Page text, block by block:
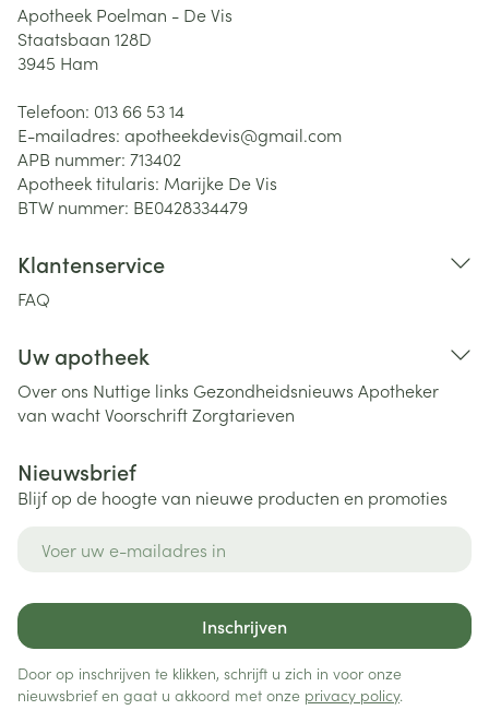
Apotheek Poelman - De Vis
Staatsbaan 128D
3945 Ham
Telefoon: 013 66 53 14
E-mailadres: apotheekdevis@gmail.com
APB nummer: 713402
Apotheek titularis: Marijke De Vis
BTW nummer: BE0428334479
Klantenservice
FAQ
Uw apotheek
Over ons Nuttige links Gezondheidsnieuws Apotheker
van wachtVoorschriftZorgtarieven
Nieuwsbrief
Blijf op de hoogte van nieuwe producten en promoties
Inschrijven
Door op inschrijven te klikken, schrijft u zich in voor onze
nieuwsbrief en gaat u akkoord met onze privacy policy.